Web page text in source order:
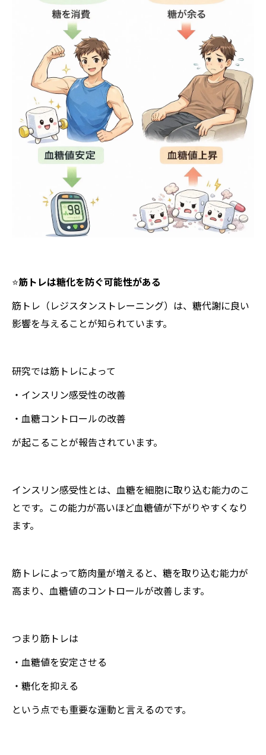
⭐️筋トレは糖化を防ぐ可能性がある
筋トレ（レジスタンストレーニング）は、糖代謝に良い
影響を与えることが知られています。
研究では筋トレによって
・インスリン感受性の改善
・血糖コントロールの改善
が起こることが報告されています。
インスリン感受性とは、血糖を細胞に取り込む能力のこ
とです。この能力が高いほど血糖値が下がりやすくなり
ます。
筋トレによって筋肉量が増えると、糖を取り込む能力が
高まり、血糖値のコントロールが改善します。
つまり筋トレは
・血糖値を安定させる
・糖化を抑える
という点でも重要な運動と言えるのです。